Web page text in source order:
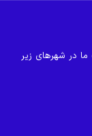
در شهرهای زیر